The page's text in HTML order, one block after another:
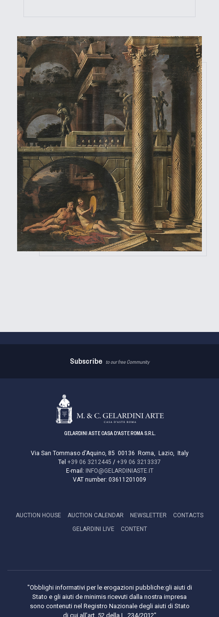
Subscribe to our free Community
GELARDINI ASTE CASA D'ASTE ROMA S.R.L.
Via San Tommaso d'Aquino, 85 00136 Roma Lazio, Italy
Tel +39 06 3212445 / +39 06 3213337
E-mail: INFO@GELARDINIASTE.IT
VAT number: 03611201009
AUCTION HOUSE AUCTION CALENDAR NEWSLETTER
CONTACTS
GELARDINI LIVE
CONTENT
"Obblighi informativi per le erogazioni pubbliche:gli aiuti di
Stato e gli aiuti de minimis ricevuti dalla nostra impresa
sono contenuti nel Registro Nazionale degli aiuti di Stato
di cui all’art. 52 della L. 234/2012"